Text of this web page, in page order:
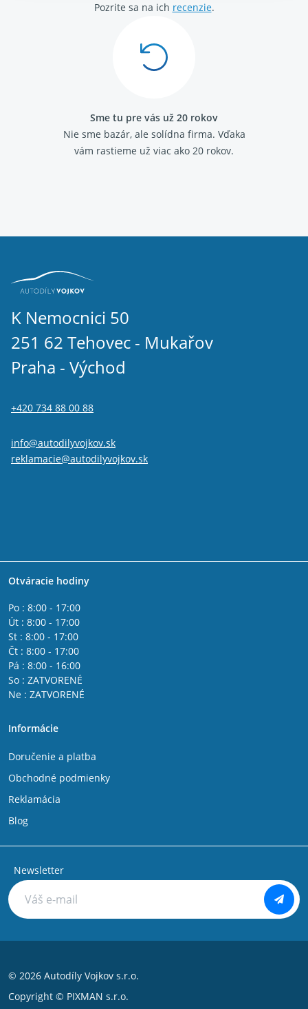
Pozrite sa na ich recenzie.
Sme tu pre vás už 20 rokov
Nie sme bazár, ale solídna firma. Vďaka
vám rastieme už viac ako 20 rokov.
K Nemocnici 50
251 62 Tehovec - Mukařov
Praha - Východ
+420 734 88 00 88
info@autodilyvojkov.sk
reklamacie@autodilyvojkov.sk
Otváracie hodiny
Po : 8:00 - 17:00
Út : 8:00 - 17:00
St : 8:00 - 17:00
Čt : 8:00 - 17:00
Pá : 8:00 - 16:00
So : ZATVORENÉ
Ne : ZATVORENÉ
Informácie
Doručenie a platba
Obchodné podmienky
Reklamácia
Blog
Newsletter
© 2026 Autodíly Vojkov s.r.o.
Copyright © PIXMAN s.r.o.